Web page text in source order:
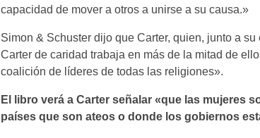
capacidad de mover a otros a unirse a su causa.»
Simon & Schuster dijo que Carter, quien, junto a
Carter de caridad trabaja en más de la mitad de
coalición de líderes de todas las religiones».
El libro verá a Carter señalar «que las mujeres
países que son ateos o donde los gobiernos